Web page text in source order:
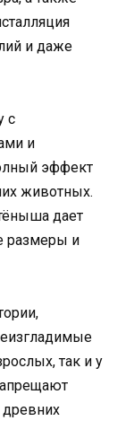
и даже
с
и
эффект
животных.
дает
размеры и
так и у